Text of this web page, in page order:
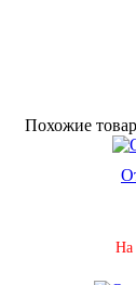
По­хо­жие
На